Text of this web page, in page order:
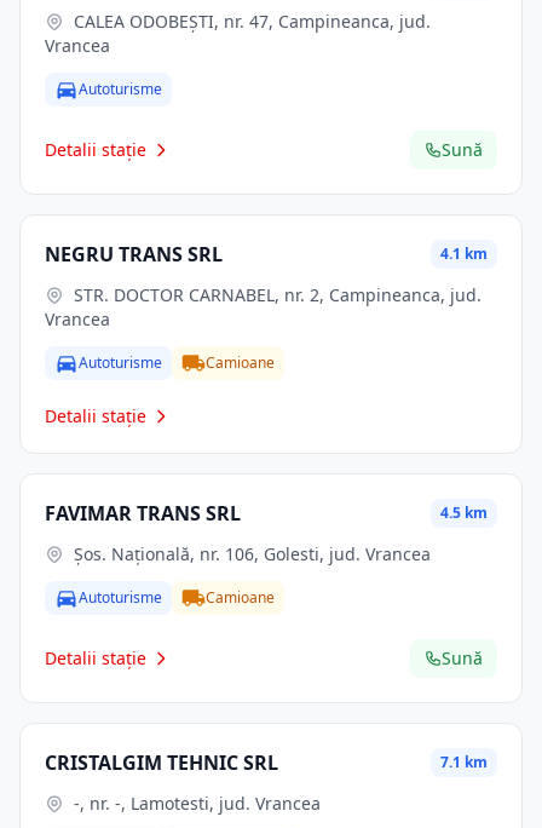
Vrancea
Autoturisme
Detalii stație Sună
NEGRU TRANS SRL 4.1 km
Vrancea
Autoturisme Camioane
Detalii stație
FAVIMAR TRANS SRL 4.5 km
Şos. Naţională, nr. 106, Golesti, jud. Vrancea
Autoturisme Camioane
Detalii stație Sună
CRISTALGIM TEHNIC SRL 7.1 km
-, nr. -, Lamotesti, jud. Vrancea